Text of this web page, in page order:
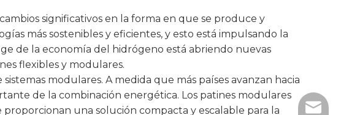
significativos en la forma en que se produce y
más sostenibles y eficientes, y esto está impulsando la
de la economía del hidrógeno está abriendo nuevas
flexibles y modulares.
modulares. A medida que más países avanzan hacia
de la combinación energética. Los patines modulares
una solución compacta y escalable para la